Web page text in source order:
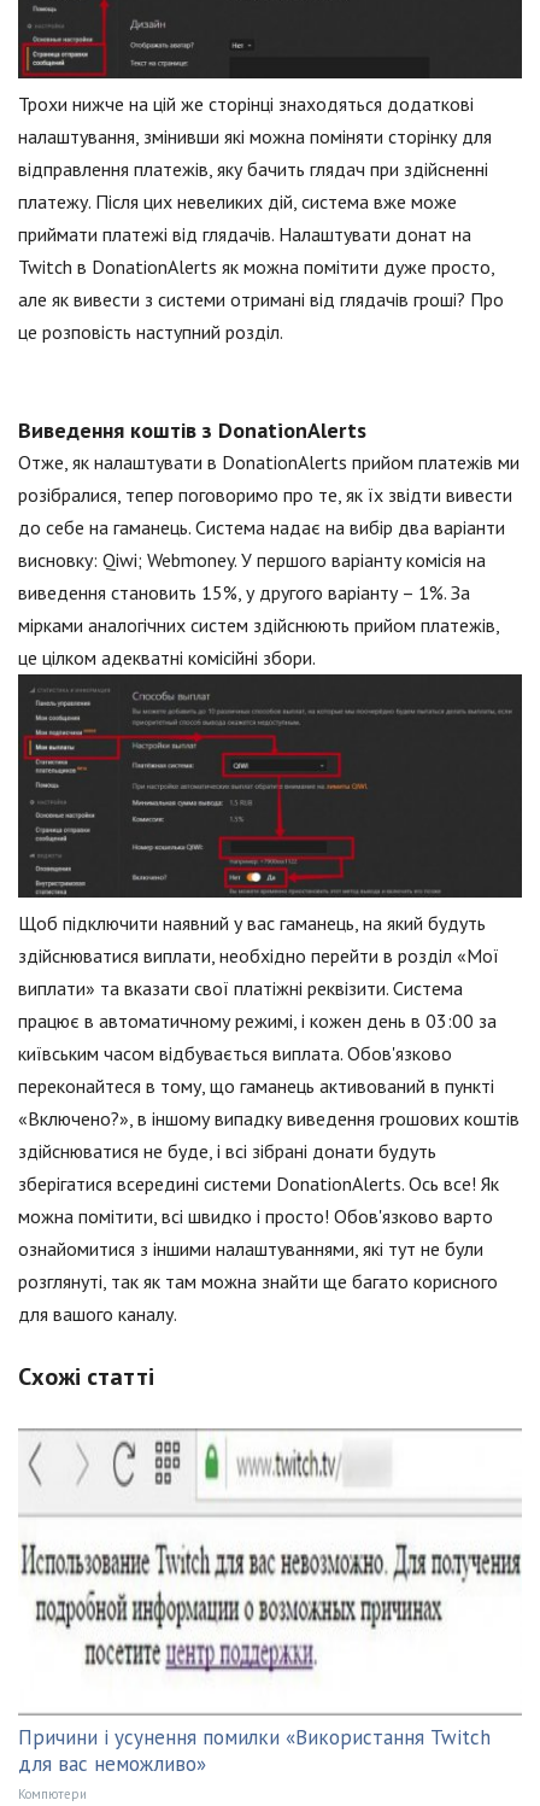
Трохи нижче на цій же сторінці знаходяться додаткові
налаштування, змінивши які можна поміняти сторінку для
відправлення платежів, яку бачить глядач при здійсненні
платежу. Після цих невеликих дій, система вже може
приймати платежі від глядачів. Налаштувати донат на
Twitch в DonationAlerts як можна помітити дуже просто,
але як вивести з системи отримані від глядачів гроші? Про
це розповість наступний розділ.
Виведення коштів з DonationAlerts
Отже, як налаштувати в DonationAlerts прийом платежів ми
розібралися, тепер поговоримо про те, як їх звідти вивести
до себе на гаманець. Система надає на вибір два варіанти
висновку: Qiwi; Webmoney. У першого варіанту комісія на
виведення становить 15%, у другого варіанту – 1%. За
мірками аналогічних систем здійснюють прийом платежів,
це цілком адекватні комісійні збори.
Щоб підключити наявний у вас гаманець, на який будуть
здійснюватися виплати, необхідно перейти в розділ «Мої
виплати» та вказати свої платіжні реквізити. Система
працює в автоматичному режимі, і кожен день в 03:00 за
київським часом відбувається виплата. Обов'язково
переконайтеся в тому, що гаманець активований в пункті
«Включено?», в іншому випадку виведення грошових коштів
здійснюватися не буде, і всі зібрані донати будуть
зберігатися всередині системи DonationAlerts. Ось все! Як
можна помітити, всі швидко і просто! Обов'язково варто
ознайомитися з іншими налаштуваннями, які тут не були
розглянуті, так як там можна знайти ще багато корисного
для вашого каналу.
Схожі статті
Причини і усунення помилки «Використання Twitch
для вас неможливо»
Компютери